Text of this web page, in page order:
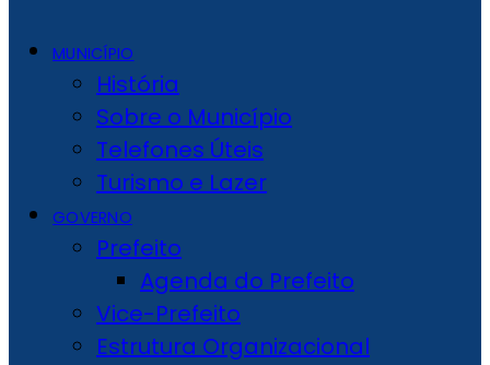
MUNICÍPIO
História
Sobre o Município
Telefones Úteis
Turismo e Lazer
GOVERNO
Prefeito
Agenda do Prefeito
Vice-Prefeito
Estrutura Organizacional